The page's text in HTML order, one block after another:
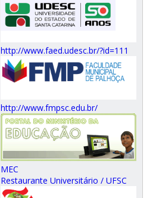
http://www.faed.udesc.br/?id=111
http://www.fmpsc.edu.br/
MEC
Restaurante Universitário / UFSC